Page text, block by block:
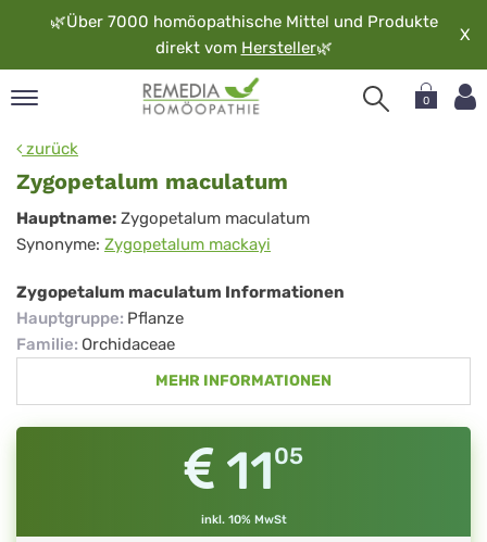
🌿Über 7000 homöopathische Mittel und Produkte
direkt vom Hersteller🌿
X
0
zurück
Zygopetalum maculatum
Zygopetalum
maculatum
Hauptname: Zygopetalum maculatum
Synonyme: Zygopetalum mackayi
Zygopetalum maculatum Informationen
Hauptgruppe: Pflanze
Familie: Orchidaceae
MEHR INFORMATIONEN
1105
inkl. 10% MwSt